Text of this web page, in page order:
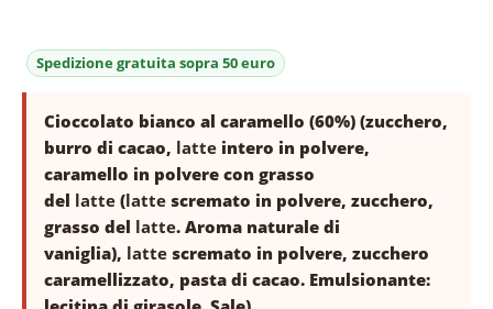
Cioccolato bianco al caramello (60%) (zucchero,
burro di cacao, latte intero in polvere,
caramello in polvere con grasso
del latte (latte scremato in polvere, zucchero,
grasso del latte. Aroma naturale di
vaniglia), latte scremato in polvere, zucchero
caramellizzato, pasta di cacao. Emulsionante: